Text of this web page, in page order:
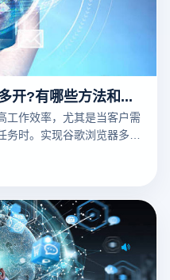
如何在谷歌浏览器中实现多开?有哪些方法和技巧?
工作效率，尤其是当客户需
时。实现谷歌浏览器多开
使每个环境变量都能独立运
展。此外，用户可以在不
不同的案例，以确保每个窗
巧，用户可以更灵活地使用